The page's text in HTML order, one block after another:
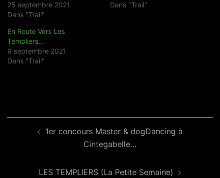
25 septembre 2021
Dans "Trail"
Dans "Trail"
En Route Vers Les
Templiers…
9 septembre 2021
Dans "Trail"
d’article1er concours Master & dogDancing à
Cintegabelle…
LES TEMPLIERS (La Petite Semaine)